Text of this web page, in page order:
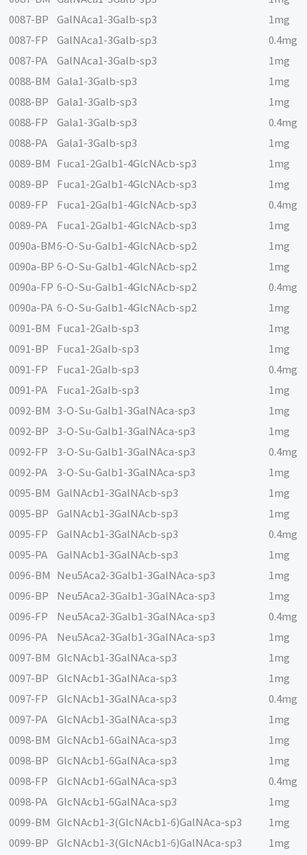
0087-BP
GalNAca1-3Galb-sp3
1mg
0087-FP
GalNAca1-3Galb-sp3
0.4mg
0087-PA
GalNAca1-3Galb-sp3
1mg
0088-BM
Gala1-3Galb-sp3
1mg
0088-BP
Gala1-3Galb-sp3
1mg
0088-FP
Gala1-3Galb-sp3
0.4mg
0088-PA
Gala1-3Galb-sp3
1mg
0089-BM
Fuca1-2Galb1-4GlcNAcb-sp3
1mg
0089-BP
Fuca1-2Galb1-4GlcNAcb-sp3
1mg
0089-FP
Fuca1-2Galb1-4GlcNAcb-sp3
0.4mg
0089-PA
Fuca1-2Galb1-4GlcNAcb-sp3
1mg
0090a-BM 6-O-Su-Galb1-4GlcNAcb-sp2
1mg
0090a-BP 6-O-Su-Galb1-4GlcNAcb-sp2
1mg
0090a-FP 6-O-Su-Galb1-4GlcNAcb-sp2
0.4mg
0090a-PA 6-O-Su-Galb1-4GlcNAcb-sp2
1mg
0091-BM
Fuca1-2Galb-sp3
1mg
0091-BP
Fuca1-2Galb-sp3
1mg
0091-FP
Fuca1-2Galb-sp3
0.4mg
0091-PA
Fuca1-2Galb-sp3
1mg
0092-BM
3-O-Su-Galb1-3GalNAca-sp3
1mg
0092-BP
3-O-Su-Galb1-3GalNAca-sp3
1mg
0092-FP
3-O-Su-Galb1-3GalNAca-sp3
0.4mg
0092-PA
3-O-Su-Galb1-3GalNAca-sp3
1mg
0095-BM
GalNAcb1-3GalNAcb-sp3
1mg
0095-BP
GalNAcb1-3GalNAcb-sp3
1mg
0095-FP
GalNAcb1-3GalNAcb-sp3
0.4mg
0095-PA
GalNAcb1-3GalNAcb-sp3
1mg
0096-BM
Neu5Aca2-3Galb1-3GalNAca-sp3
1mg
0096-BP
Neu5Aca2-3Galb1-3GalNAca-sp3
1mg
0096-FP
Neu5Aca2-3Galb1-3GalNAca-sp3
0.4mg
0096-PA
Neu5Aca2-3Galb1-3GalNAca-sp3
1mg
0097-BM
GlcNAcb1-3GalNAca-sp3
1mg
0097-BP
GlcNAcb1-3GalNAca-sp3
1mg
0097-FP
GlcNAcb1-3GalNAca-sp3
0.4mg
0097-PA
GlcNAcb1-3GalNAca-sp3
1mg
0098-BM
GlcNAcb1-6GalNAca-sp3
1mg
0098-BP
GlcNAcb1-6GalNAca-sp3
1mg
0098-FP
GlcNAcb1-6GalNAca-sp3
0.4mg
0098-PA
GlcNAcb1-6GalNAca-sp3
1mg
0099-BM
GlcNAcb1-3(GlcNAcb1-6)GalNAca-sp3
1mg
0099-BP
GlcNAcb1-3(GlcNAcb1-6)GalNAca-sp3
1mg